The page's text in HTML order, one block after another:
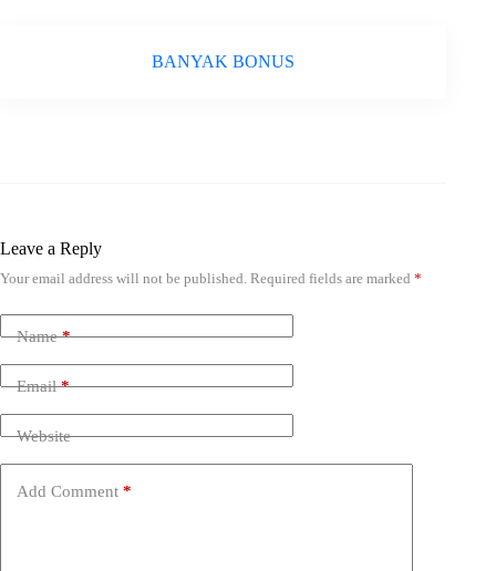
BANYAK BONUS
Leave a Reply
Your email address will not be published. Required fields are marked *
Name*
Email*
Website
Add Comment *